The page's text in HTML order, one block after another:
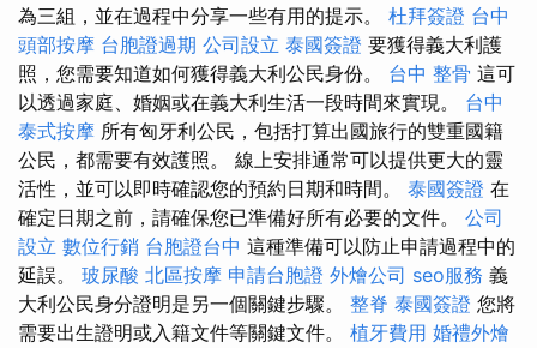
為三組，並在過程中分享一些有用的提示。 杜拜簽證 台中
頭部按摩 台胞證過期 公司設立 泰國簽證 要獲得義大利護
照，您需要知道如何獲得義大利公民身份。 台中 整骨 這可
以透過家庭、婚姻或在義大利生活一段時間來實現。 台中
泰式按摩 所有匈牙利公民，包括打算出國旅行的雙重國籍
公民，都需要有效護照。 線上安排通常可以提供更大的靈
活性，並可以即時確認您的預約日期和時間。 泰國簽證 在
確定日期之前，請確保您已準備好所有必要的文件。 公司
設立 數位行銷 台胞證台中 這種準備可以防止申請過程中的
延誤。 玻尿酸 北區按摩 申請台胞證 外燴公司 seo服務 義
大利公民身分證明是另一個關鍵步驟。 整脊 泰國簽證 您將
需要出生證明或入籍文件等關鍵文件。 植牙費用 婚禮外燴